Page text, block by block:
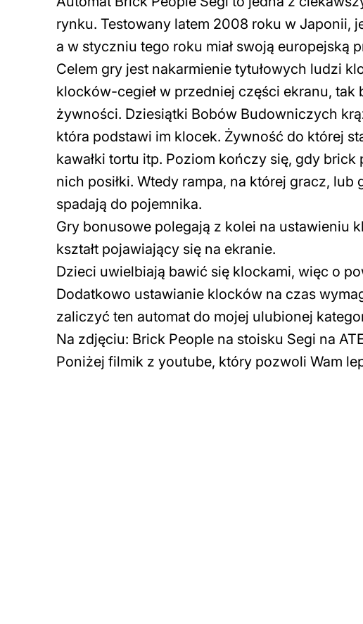
rynku. Testowany latem 2008 roku w Japonii,
a w styczniu tego roku miał swoją europejską
Celem gry jest nakarmienie tytułowych ludzi
klocków-cegieł w przedniej części ekranu,
żywności. Dziesiątki Bobów Budowniczych
która podstawi im klocek. Żywność do której
kawałki tortu itp. Poziom kończy się, gdy
nich posiłki. Wtedy rampa, na której gracz,
spadają do pojemnika.
Gry bonusowe polegają z kolei na ustawieniu
kształt pojawiający się na ekranie.
Dzieci uwielbiają bawić się klockami, więc o
Dodatkowo ustawianie klocków na czas
zaliczyć ten automat do mojej ulubionej
Na zdjęciu: Brick People na stoisku Segi na
Poniżej filmik z youtube, który pozwoli Wam